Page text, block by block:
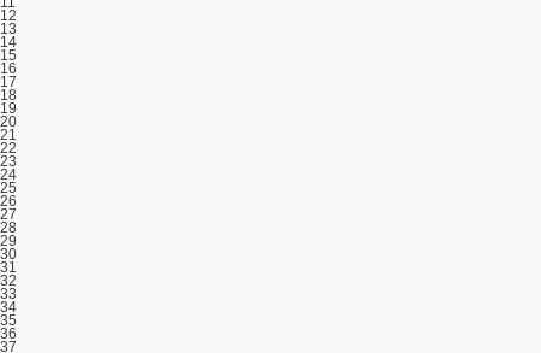
12
13
14
15
16
17
18
19
20
21
22
23
24
25
26
27
28
29
30
31
32
33
34
35
36
37